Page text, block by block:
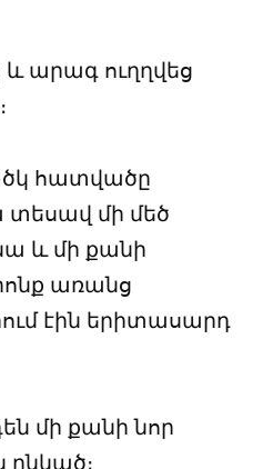
արագ ուղղվեց
հատվածը
տեսավ մի մեծ
և մի քանի
առանց
էին երիտասարդ
մի քանի նոր
ընկած։